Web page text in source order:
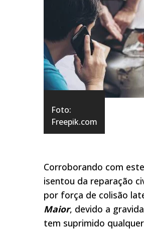
Foto:
Freepik.com
Corroborando com
isentou da reparação
por força de colisão
Maior, devido a
tem suprimido